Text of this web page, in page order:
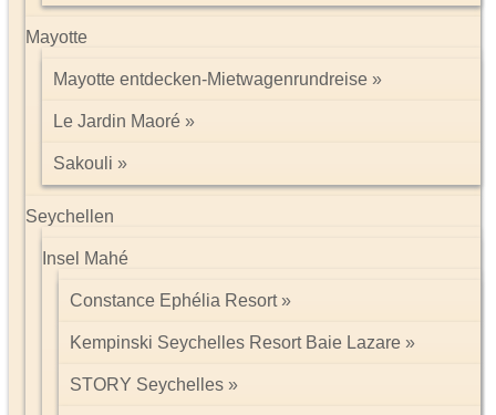
Mayotte
Mayotte entdecken-Mietwagenrundreise
Le Jardin Maoré
Sakouli
Seychellen
Insel Mahé
Constance Ephélia Resort
Kempinski Seychelles Resort Baie Lazare
STORY Seychelles